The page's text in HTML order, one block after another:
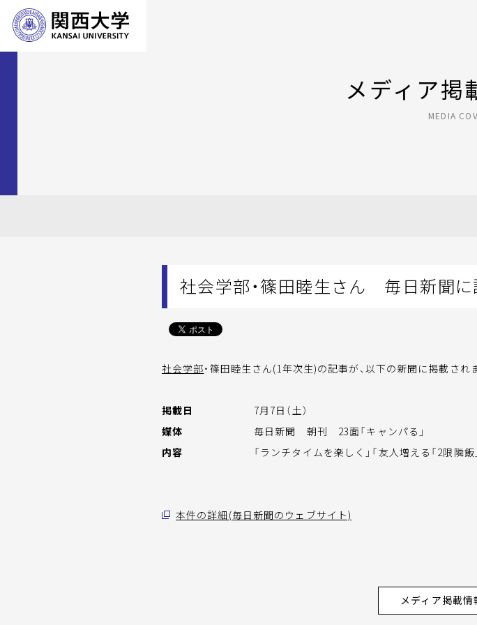
メディア掲
MEDIA
社会学部・篠田睦生さん 毎日新聞
社会学部・篠田睦生さん(1年次生)の記事が、以下の新聞に掲載され
掲載日
7月7日（土）
媒体
毎日新聞 朝刊 23面「キャンパる」
内容
「ランチタイムを楽しく」「友人増える「2限隣飯
本件の詳細(毎日新聞のウェブサイト)
メディア掲載情